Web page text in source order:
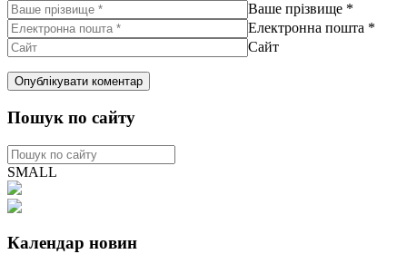
Ваше прізвище *
Електронна пошта *
Сайт
Пошук по сайту
SMALL
Календар новин